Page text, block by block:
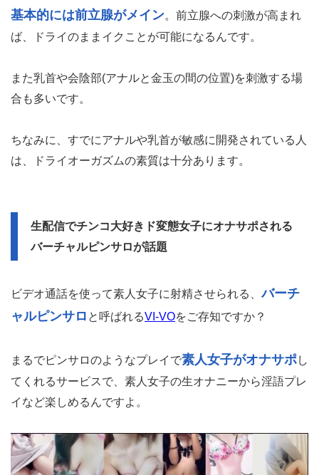
基本的には前立腺がメイン。前立腺への刺激が高まれ
ば、ドライのままイクことが可能になるんです。
また乳首や会陰部(アナルと金玉の間の位置)を刺激する場
合も多いです。
ちなみに、すでにアナルや乳首が敏感に開発されている人
は、ドライオーガズムの素質は十分あります。
生配信でチンコ大好きド変態女子にオナサポされる
バーチャルピンサロが話題
ビデオ通話を使って素人女子に射精させられる、バーチ
ャルピンサロ と呼ばれるVI-VOをご存知ですか？
まるでピンサロのようなプレイで素人女子がオナサポし
てくれるサービスで、素人女子の生オナニーから淫語プレ
イなど楽しめるんですよ。